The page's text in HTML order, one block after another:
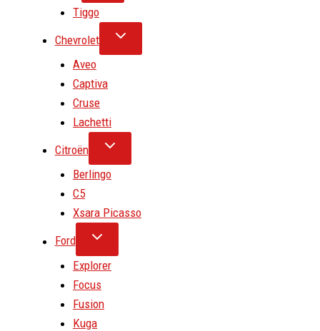
Tiggo
Chevrolet
Aveo
Captiva
Cruse
Lachetti
Citroën
Berlingo
C5
Xsara Picasso
Ford
Explorer
Focus
Fusion
Kuga